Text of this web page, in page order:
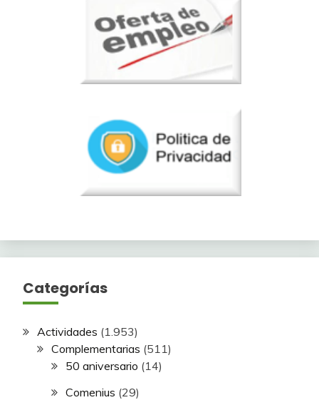
Categorías
Actividades (1.953)
Complementarias (511)
50 aniversario (14)
Comenius (29)